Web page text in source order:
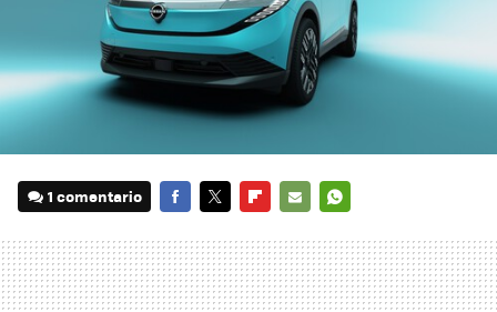
1 comentario
MAIL